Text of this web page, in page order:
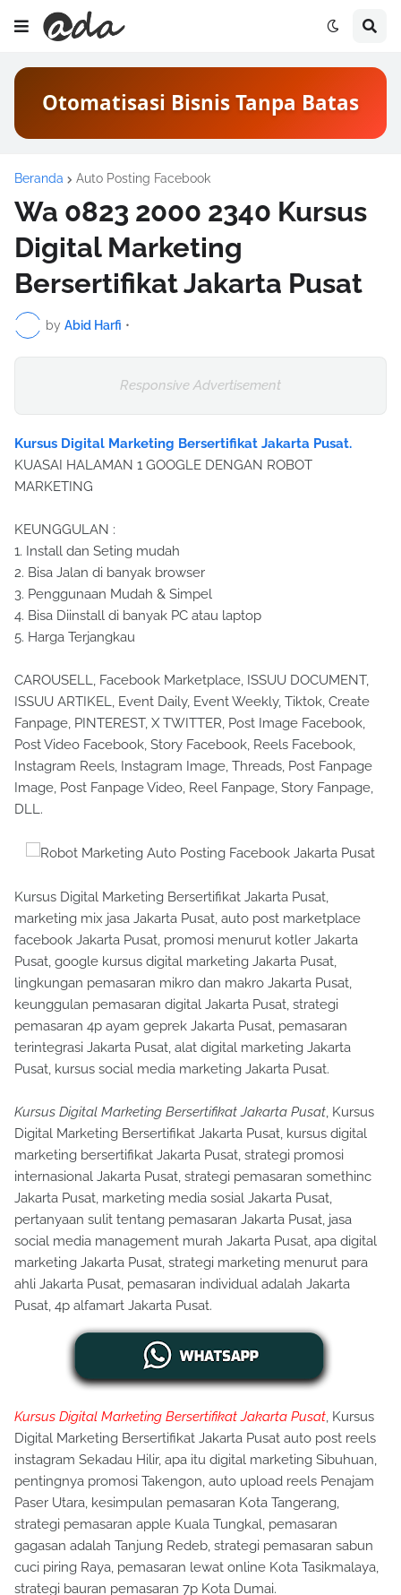
Otomatisasi Bisnis Tanpa Batas
Beranda Auto Posting Facebook
Wa 0823 2000 2340 Kursus
Digital Marketing
Bersertifikat Jakarta Pusat
by Abid Harfi •
Responsive Advertisement
Kursus Digital Marketing Bersertifikat Jakarta Pusat.
KUASAI HALAMAN 1 GOOGLE DENGAN ROBOT
MARKETING
KEUNGGULAN :
1. Install dan Seting mudah
2. Bisa Jalan di banyak browser
3. Penggunaan Mudah & Simpel
4. Bisa Diinstall di banyak PC atau laptop
5. Harga Terjangkau
CAROUSELL, Facebook Marketplace, ISSUU DOCUMENT,
ISSUU ARTIKEL, Event Daily, Event Weekly, Tiktok, Create
Fanpage, PINTEREST, X TWITTER, Post Image Facebook,
Post Video Facebook, Story Facebook, Reels Facebook,
Instagram Reels, Instagram Image, Threads, Post Fanpage
Image, Post Fanpage Video, Reel Fanpage, Story Fanpage,
DLL.
Kursus Digital Marketing Bersertifikat Jakarta Pusat,
marketing mix jasa Jakarta Pusat, auto post marketplace
facebook Jakarta Pusat, promosi menurut kotler Jakarta
Pusat, google kursus digital marketing Jakarta Pusat,
lingkungan pemasaran mikro dan makro Jakarta Pusat,
keunggulan pemasaran digital Jakarta Pusat, strategi
pemasaran 4p ayam geprek Jakarta Pusat, pemasaran
terintegrasi Jakarta Pusat, alat digital marketing Jakarta
Pusat, kursus social media marketing Jakarta Pusat.
Kursus Digital Marketing Bersertifikat Jakarta Pusat, Kursus
Digital Marketing Bersertifikat Jakarta Pusat, kursus digital
marketing bersertifikat Jakarta Pusat, strategi promosi
internasional Jakarta Pusat, strategi pemasaran somethinc
Jakarta Pusat, marketing media sosial Jakarta Pusat,
pertanyaan sulit tentang pemasaran Jakarta Pusat, jasa
social media management murah Jakarta Pusat, apa digital
marketing Jakarta Pusat, strategi marketing menurut para
ahli Jakarta Pusat, pemasaran individual adalah Jakarta
Pusat, 4p alfamart Jakarta Pusat.
Kursus Digital Marketing Bersertifikat Jakarta Pusat, Kursus
Digital Marketing Bersertifikat Jakarta Pusat auto post reels
instagram Sekadau Hilir, apa itu digital marketing Sibuhuan,
pentingnya promosi Takengon, auto upload reels Penajam
Paser Utara, kesimpulan pemasaran Kota Tangerang,
strategi pemasaran apple Kuala Tungkal, pemasaran
gagasan adalah Tanjung Redeb, strategi pemasaran sabun
cuci piring Raya, pemasaran lewat online Kota Tasikmalaya,
strategi bauran pemasaran 7p Kota Dumai.